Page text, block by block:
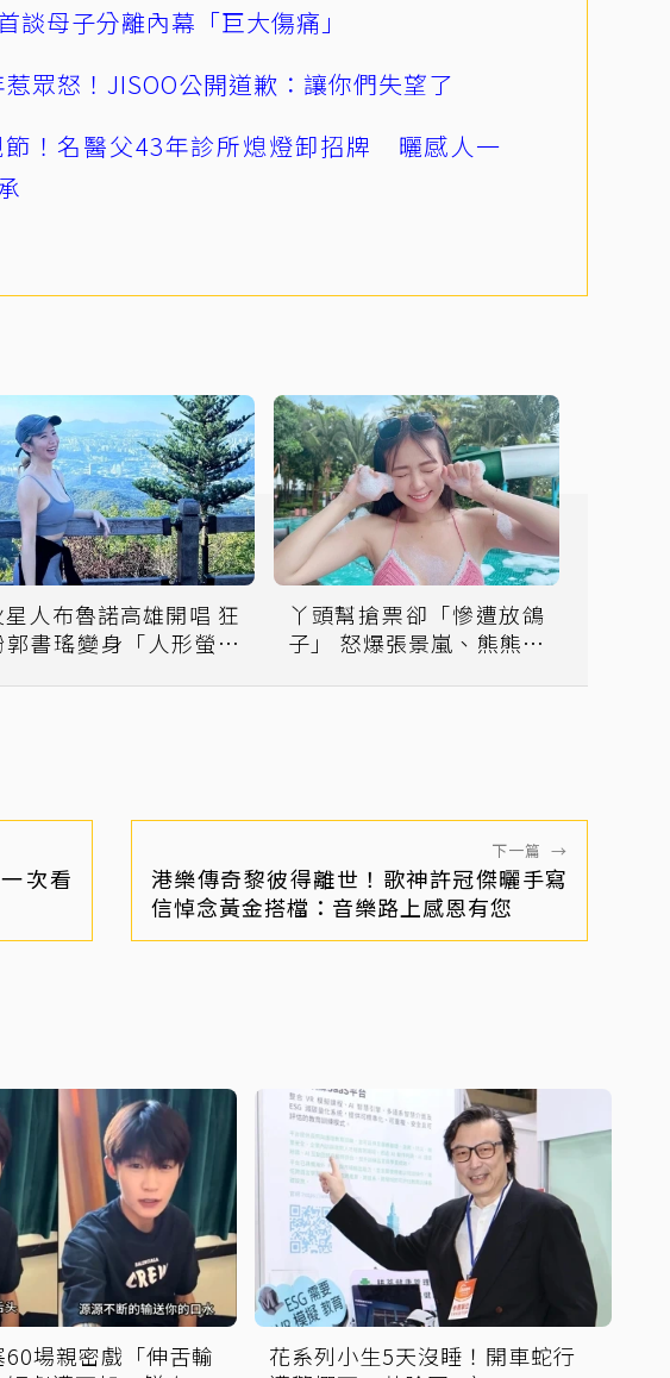
談母子分離內幕「巨大傷痛」
眾怒！JISOO公開道歉：讓你們失望了
！名醫父43年診所熄燈卸招牌 曬感人一
星人布魯諾高雄開唱 狂
郭書瑤變身「人形螢光
丫頭幫搶票卻「慘遭放鴿
子」 怒爆張景嵐、熊熊沒
次看
下一篇 →
港樂傳奇黎彼得離世！歌神許冠傑曬手寫
信悼念黃金搭檔：音樂路上感恩有您
場親密戲「伸舌輸
花系列小生5天沒睡！開車蛇行